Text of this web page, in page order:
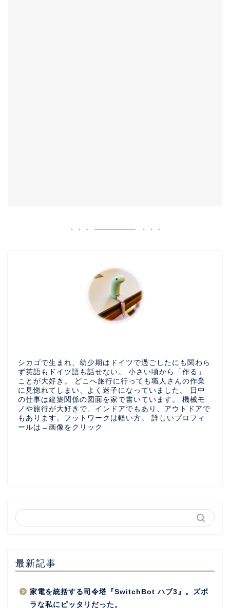
シカゴで生まれ、幼少期はドイツで過ごしたにも関わら
ず英語もドイツ語も話せない。 小さい頃から「作る」
ことが大好き。 どこへ旅行に行っても職人さんの作業
に見惚れてしまい、よく迷子になっていました。 日中
の仕事は建築関係の図面を家で書いています。 機械モ
ノや旅行が大好きで、インドアでもあり、アウトドアで
もあります。フットワークは軽い方。 詳しいプロフィ
ールは→画像をクリック
最新記事
家電を統括する司令塔『SwitchBot ハブ3』。ズボ
ラな私にピッタリだった。